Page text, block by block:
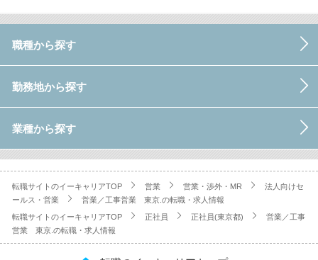
職種から探す
勤務地から探す
業種から探す
転職サイトのイーキャリアTOP 営業 営業・渉外・MR
法人向けセ
ールス・営業
営業／工事営業 東京.の転職・求人情報
転職サイトのイーキャリアTOP 正社員 正社員(東京都)
営業／工事
営業 東京.の転職・求人情報